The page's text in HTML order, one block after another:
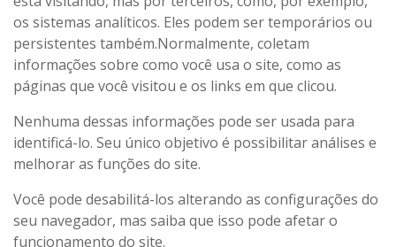
os sistemas analíticos. Eles podem ser temporários ou
persistentes também.Normalmente, coletam
informações sobre como você usa o site, como as
páginas que você visitou e os links em que clicou.
Nenhuma dessas informações pode ser usada para
identificá-lo. Seu único objetivo é possibilitar análises e
melhorar as funções do site.
Você pode desabilitá-los alterando as configurações do
seu navegador, mas saiba que isso pode afetar o
funcionamento do site.